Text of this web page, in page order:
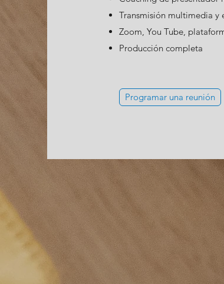
Transmisión multimedia y
Zoom, You Tube,
Producción completa
Programar una reunión